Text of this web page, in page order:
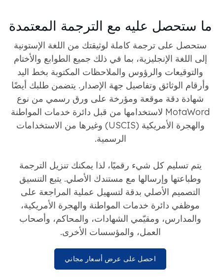
ما ستحصل عليه مع الترجمة المعتمدة
ستحصل على ترجمة كاملة لوثيقتك من اللغة الإستونية
إلى اللغة الإنجليزية، بما في ذلك جميع الطوابع والأختام
والتوقيعات والرؤوس والملاحظات المكتوبة بخط اليد
وأرقام الوثائق وتفاصيل جهة الإصدار. يتضمن طلبك أيضًا
شهادة دقة موقعة ومؤرخة على ورق رسمي من نوع
MotaWord لاستخدامها من قبل دائرة خدمات المواطنة
والهجرة الأمريكية (USCIS) وغيرها من الاستخدامات
الرسمية.
يتم تسليم كل شيء رقميًا، لذا يمكنك تنزيل الترجمة
وطباعتها وإرسالها مع مستندك الأصلي. يتبع التنسيق
التصميم الأصلي بدقة لتسهيل عملية المراجعة على
موظفي دائرة خدمات المواطنة والهجرة الأمريكية،
والمدارس، ومقيّمي الشهادات، والمحاكم، وأصحاب
العمل، والمؤسسات الأخرى.
احصل على عرض أسعار مجاني